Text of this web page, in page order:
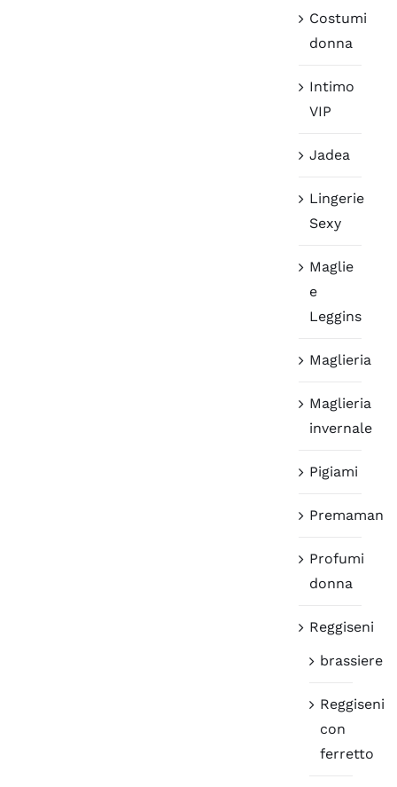
Costumi
donna
Intimo
VIP
Jadea
Lingerie
Sexy
Maglie
e
Leggins
Maglieria
Maglieria
invernale
Pigiami
Premaman
Profumi
donna
Reggiseni
brassiere
Reggiseni
con
ferretto